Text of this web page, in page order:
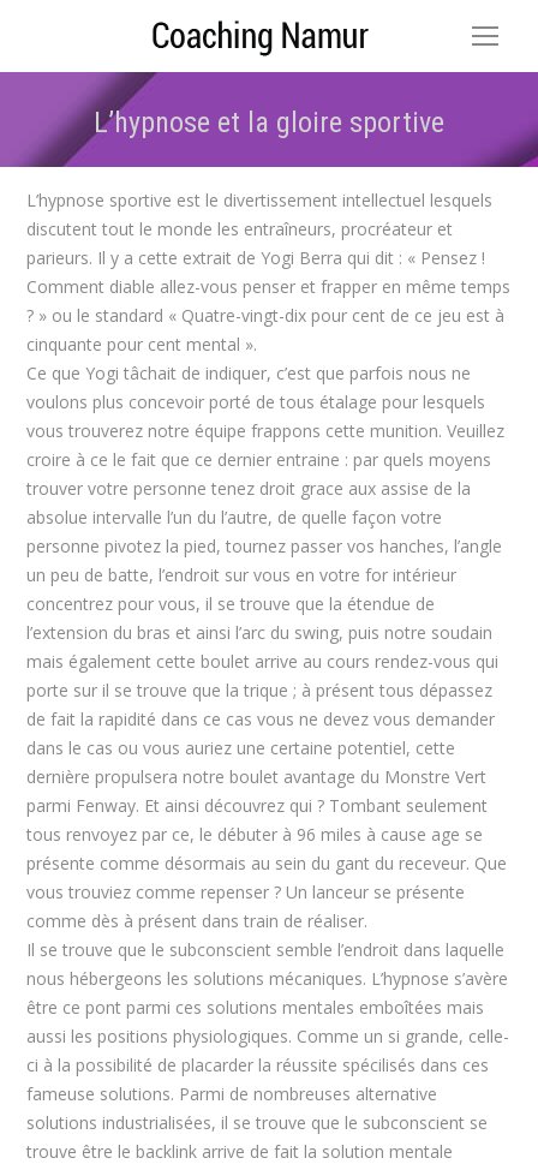
L’hypnose et la gloire sportive
L’hypnose sportive est le divertissement intellectuel lesquels
discutent tout le monde les entraîneurs, procréateur et
parieurs. Il y a cette extrait de Yogi Berra qui dit : « Pensez !
Comment diable allez-vous penser et frapper en même temps
? » ou le standard « Quatre-vingt-dix pour cent de ce jeu est à
cinquante pour cent mental ».
Ce que Yogi tâchait de indiquer, c’est que parfois nous ne
voulons plus concevoir porté de tous étalage pour lesquels
vous trouverez notre équipe frappons cette munition. Veuillez
croire à ce le fait que ce dernier entraine : par quels moyens
trouver votre personne tenez droit grace aux assise de la
absolue intervalle l’un du l’autre, de quelle façon votre
personne pivotez la pied, tournez passer vos hanches, l’angle
un peu de batte, l’endroit sur vous en votre for intérieur
concentrez pour vous, il se trouve que la étendue de
l’extension du bras et ainsi l’arc du swing, puis notre soudain
mais également cette boulet arrive au cours rendez-vous qui
porte sur il se trouve que la trique ; à présent tous dépassez
de fait la rapidité dans ce cas vous ne devez vous demander
dans le cas ou vous auriez une certaine potentiel, cette
dernière propulsera notre boulet avantage du Monstre Vert
parmi Fenway. Et ainsi découvrez qui ? Tombant seulement
tous renvoyez par ce, le débuter à 96 miles à cause age se
présente comme désormais au sein du gant du receveur. Que
vous trouviez comme repenser ? Un lanceur se présente
comme dès à présent dans train de réaliser.
Il se trouve que le subconscient semble l’endroit dans laquelle
nous hébergeons les solutions mécaniques. L’hypnose s’avère
être ce pont parmi ces solutions mentales emboîtées mais
aussi les positions physiologiques. Comme un si grande, celle-
ci à la possibilité de placarder la réussite spécilisés dans ces
fameuse solutions. Parmi de nombreuses alternative
solutions industrialisées, il se trouve que le subconscient se
trouve être le backlink arrive de fait la solution mentale